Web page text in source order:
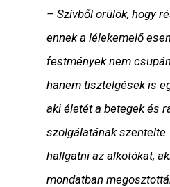
– Szívből örülök, hogy
ennek a lélekemelő
festmények nem
hanem tisztelgések is
aki életét a betegek és
szolgálatának
hallgatni az alkotókat,
mondatban